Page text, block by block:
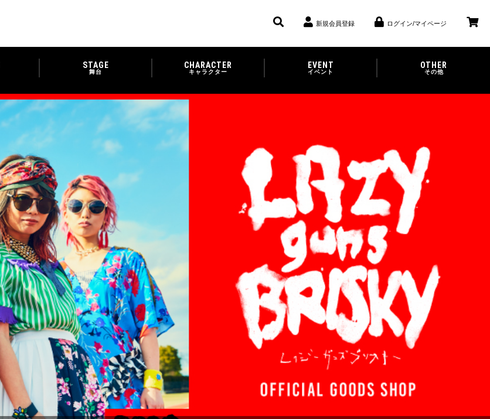
新規会員登録 ログイン/マイページ
STAGE
舞台
CHARACTER
キャラクター
EVENT
イベント
OTHER
その他